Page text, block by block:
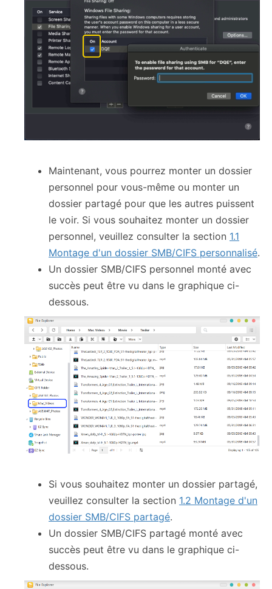
Maintenant, vous pourrez monter un dossier
personnel pour vous-même ou monter un
dossier partagé pour que les autres puissent
le voir. Si vous souhaitez monter un dossier
personnel, veuillez consulter la section 1.1
Montage d'un dossier SMB/CIFS personnalisé.
Un dossier SMB/CIFS personnel monté avec
succès peut être vu dans le graphique ci-
dessous.
Si vous souhaitez monter un dossier partagé,
veuillez consulter la section 1.2 Montage d'un
dossier SMB/CIFS partagé.
Un dossier SMB/CIFS partagé monté avec
succès peut être vu dans le graphique ci-
dessous.